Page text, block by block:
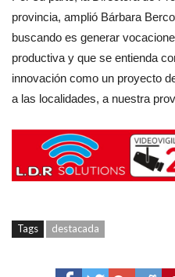
provincia, amplió Bárbara
buscando es generar
productiva y que se entienda
innovación como un proyecto
a las localidades, a nuestra
Tags destacada